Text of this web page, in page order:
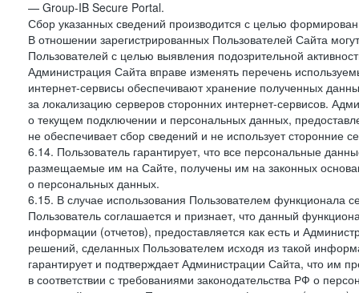
— Group-IB Secure Portal.
Сбор указанных сведений производится с целью
В отношении зарегистрированных Пользователей Сайта
Пользователей с целью выявления подозрительной
Администрация Сайта вправе изменять перечень
интернет-сервисы обеспечивают хранение полученных
за локализацию серверов сторонних интернет-сервисов.
о текущем подключении и персональных данных,
не обеспечивает сбор сведений и не использует
6.14. Пользователь гарантирует, что все персональные
размещаемые им на Сайте, получены им на законных
о персональных данных.
6.15. В случае использования Пользователем функционала
Пользователь соглашается и признает, что данный
информации (отчетов), предоставляется как есть и
решений, сделанных Пользователем исходя из такой
гарантирует и подтверждает Администрации Сайта, что им
в соответствии с требованиями законодательства РФ о